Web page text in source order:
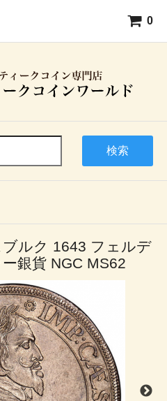
0
検索
ブルク 1643 フェルデ
銀貨 NGC MS62